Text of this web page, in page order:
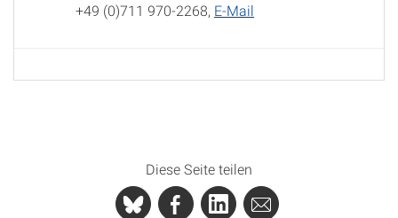
+49 (0)711 970-2268, E-Mail
Diese Seite teilen